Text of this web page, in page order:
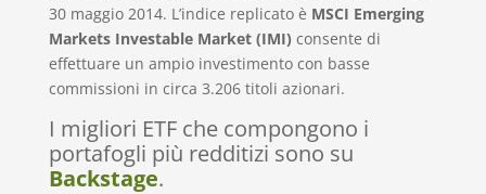
30 maggio 2014. L’indice replicato è MSCI Emerging
Markets Investable Market (IMI) consente di
effettuare un ampio investimento con basse
commissioni in circa 3.206 titoli azionari.
I migliori ETF che compongono i
portafogli più redditizi sono su
Backstage.